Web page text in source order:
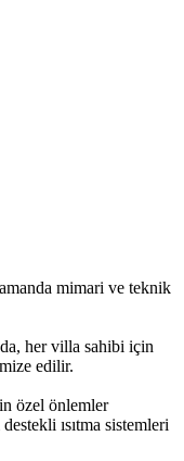
mimari ve teknik
her villa sahibi için
edilir.
özel önlemler
ısıtma sistemleri